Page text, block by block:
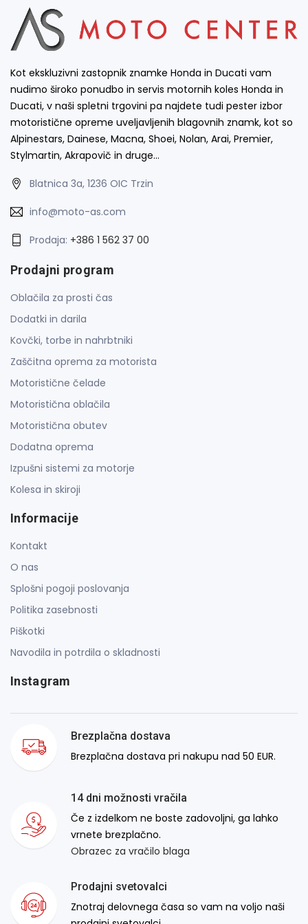
Kot ekskluzivni zastopnik znamke Honda in Ducati vam
nudimo široko ponudbo in servis motornih koles Honda in
Ducati, v naši spletni trgovini pa najdete tudi pester izbor
motoristične opreme uveljavljenih blagovnih znamk, kot so
Alpinestars, Dainese, Macna, Shoei, Nolan, Arai, Premier,
Stylmartin, Akrapovič in druge…
Blatnica 3a, 1236 OIC Trzin
info@moto-as.com
Prodaja: +386 1 562 37 00
Prodajni program
Oblačila za prosti čas
Dodatki in darila
Kovčki, torbe in nahrbtniki
Zaščitna oprema za motorista
Motoristične čelade
Motoristična oblačila
Motoristična obutev
Dodatna oprema
Izpušni sistemi za motorje
Kolesa in skiroji
Informacije
Kontakt
O nas
Splošni pogoji poslovanja
Politika zasebnosti
Piškotki
Navodila in potrdila o skladnosti
Instagram
Brezplačna dostava
Brezplačna dostava pri nakupu nad 50 EUR.
14 dni možnosti vračila
Če z izdelkom ne boste zadovoljni, ga lahko
vrnete brezplačno.
Obrazec za vračilo blaga
Prodajni svetovalci
Znotraj delovnega časa so vam na voljo naši